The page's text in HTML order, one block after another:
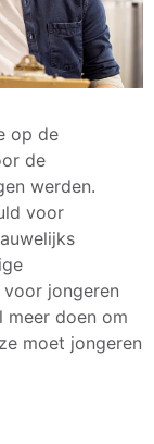
op de
de
werden.
voor
jongeren
meer doen om
moet jongeren